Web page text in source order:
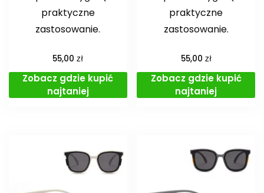
praktyczne
zastosowanie.
55,00zł
Zobacz gdzie kupić
najtaniej
praktyczne
zastosowanie.
55,00 zł
Zobacz gdzie kupić
najtaniej